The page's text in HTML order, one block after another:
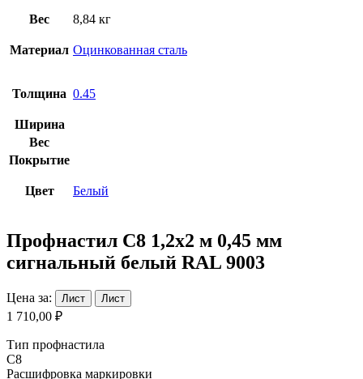
Вес 8,84 кг
Материал Оцинкованная сталь
Толщина 0.45
Ширина
Вес
Покрытие
Цвет Белый
Профнастил С8 1,2х2 м 0,45 мм
сигнальный белый RAL 9003
Цена за: Лист Лист
1 710,00 ₽
Тип профнастила
С8
Расшифровка маркировки